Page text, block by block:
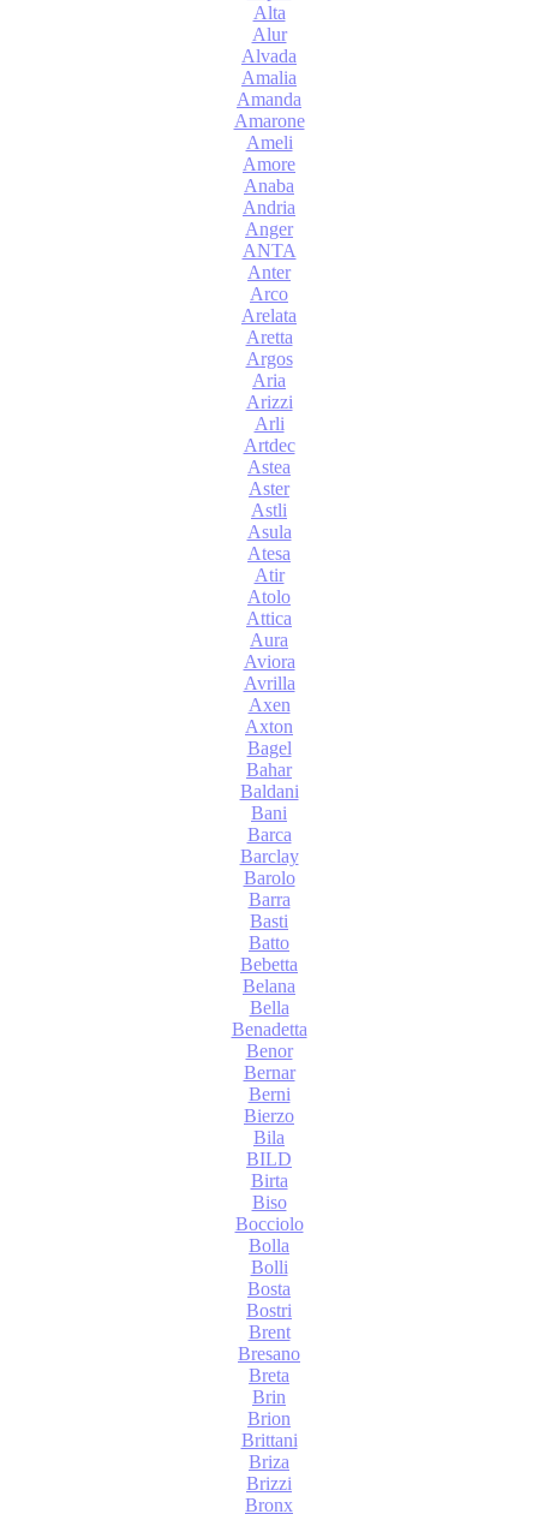
Alta
Alur
Alvada
Amalia
Amanda
Amarone
Ameli
Amore
Anaba
Andria
Anger
ANTA
Anter
Arco
Arelata
Aretta
Argos
Aria
Arizzi
Arli
Artdec
Astea
Aster
Astli
Asula
Atesa
Atir
Atolo
Attica
Aura
Aviora
Avrilla
Axen
Axton
Bagel
Bahar
Baldani
Bani
Barca
Barclay
Barolo
Barra
Basti
Batto
Bebetta
Belana
Bella
Benadetta
Benor
Bernar
Berni
Bierzo
Bila
BILD
Birta
Biso
Bocciolo
Bolla
Bolli
Bosta
Bostri
Brent
Bresano
Breta
Brin
Brion
Brittani
Briza
Brizzi
Bronx